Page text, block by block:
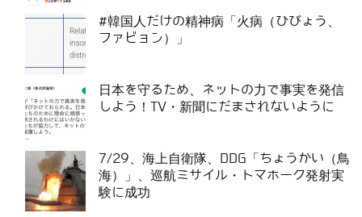
#韓国人だけの精神病「火病（ひびょう、
ファビョン）」
日本を守るため、ネットの力で事実を発信
しよう！TV・新聞にだまされないように
7/29、海上自衛隊、DDG「ちょうかい（鳥
海）」、巡航ミサイル・トマホーク発射実
験に成功